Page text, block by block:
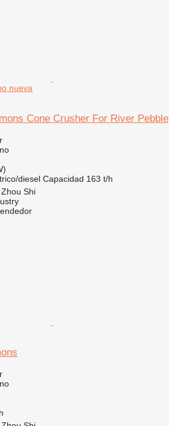
nueva
Cone Crusher For River Pebble
diesel Capacidad 163 t/h
Shi